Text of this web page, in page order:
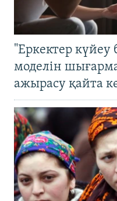
"Еркектер
моделін
ажырасу қайта